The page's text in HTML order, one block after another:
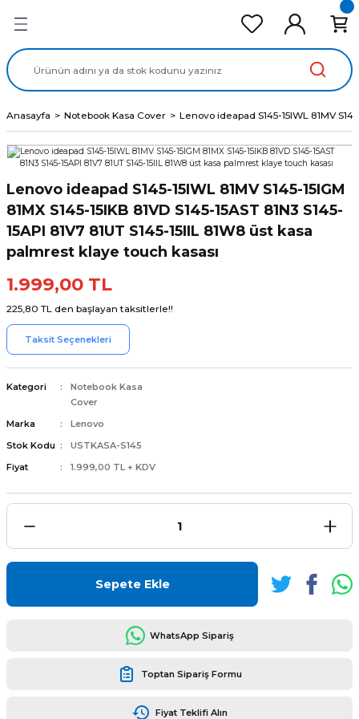
Ekran Panel
Data Kablo
Anasayfa Notebook Kasa Cover Lenovo ideapad S145-15IWL 81MV
Lenovo ideapad S145-15IWL 81MV S145-15IGM
81MX S145-15IKB 81VD S145-15AST 81N3 S145-
15API 81V7 81UT S145-15IIL 81W8 üst kasa
palmrest klaye touch kasası
1.999,00 TL
225,80 TL den başlayan taksitlerle!!
Taksit Seçenekleri
Kategori
Notebook Kasa
Cover
Marka
Lenovo
Stok Kodu
USTKASA-S145
Fiyat
1.999,00 TL + KDV
Sepete Ekle
WhatsApp Sipariş
Toptan Sipariş Formu
Fiyat Teklifi Alın